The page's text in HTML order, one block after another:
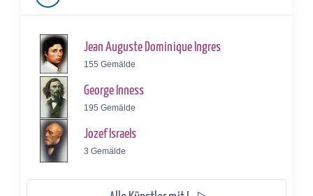
Jean Auguste Dominique Ingres
155 Gemälde
George Inness
195 Gemälde
Jozef Israels
3 Gemälde